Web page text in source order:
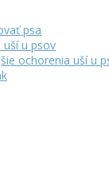
psa
u psov
ochorenia uší u